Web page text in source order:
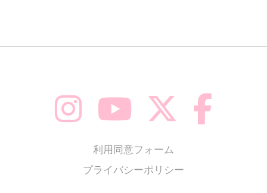
利用同意フォーム
プライバシーポリシー